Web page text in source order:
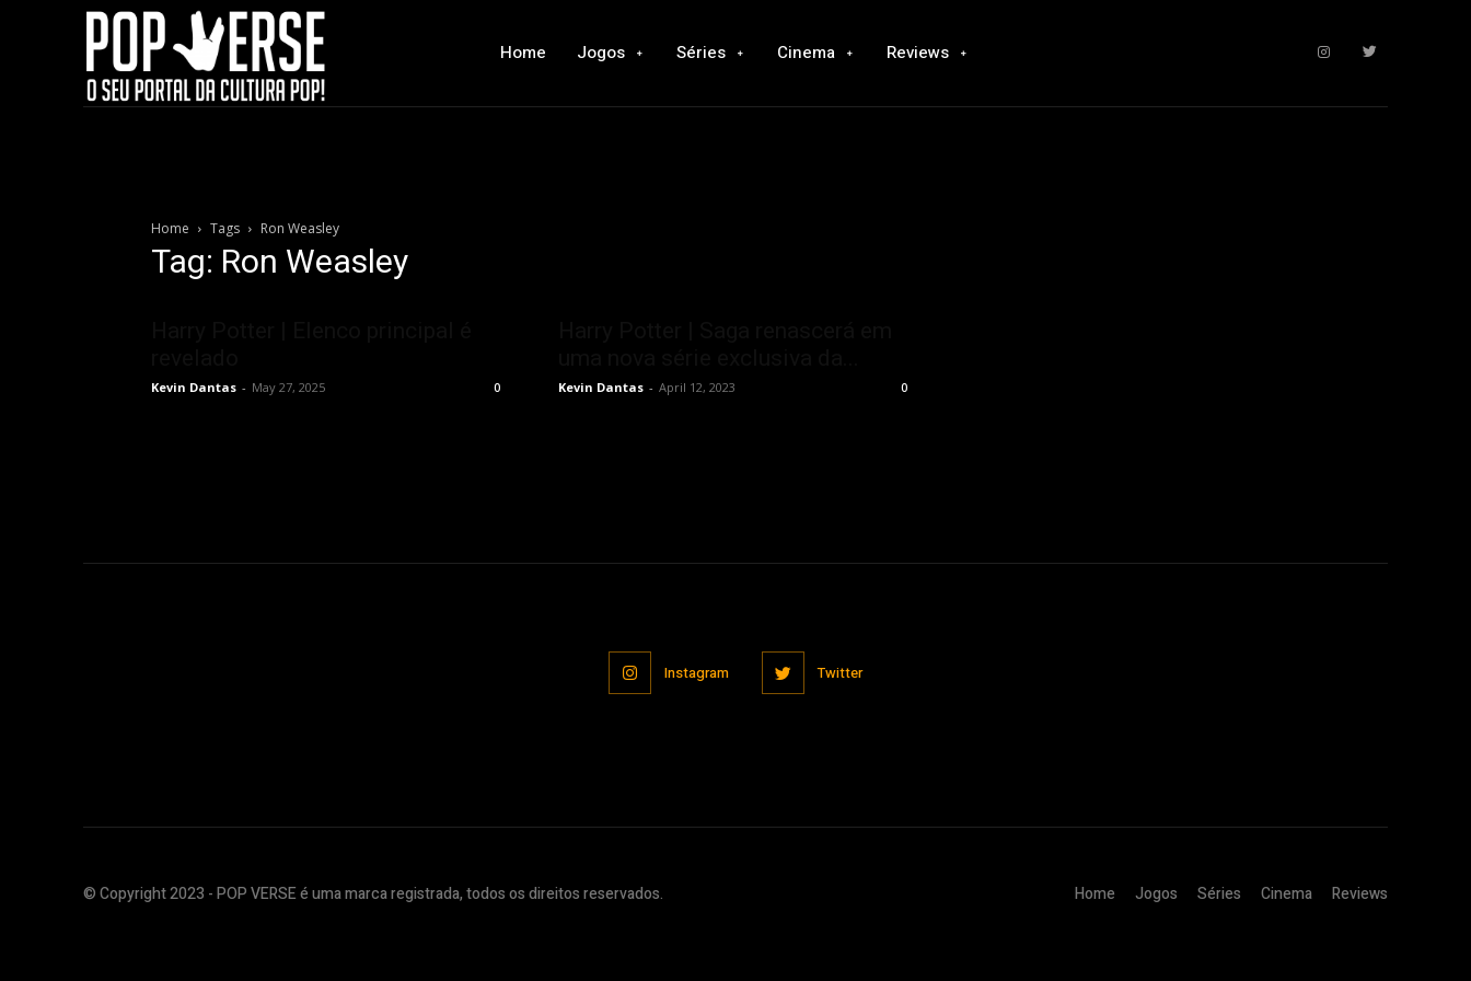
Home Jogos Séries Cinema Reviews
Home Tags Ron Weasley
Tag: Ron Weasley
Kevin Dantas - May 27, 2025 0 Kevin Dantas - April 12, 2023 0
Instagram Twitter
© Copyright 2023 - POP VERSE é uma marca registrada, todos os direitos reservados. Home Jogos Séries Cinema Reviews